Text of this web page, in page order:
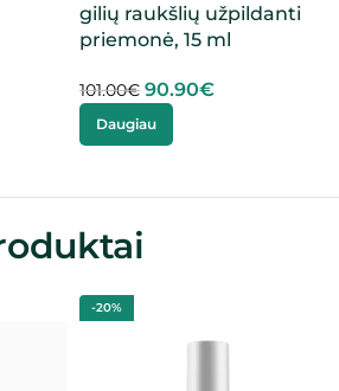
gilių raukšlių užpildanti
priemonė, 15 ml
101.00€ 90.90€
Daugiau
-20%